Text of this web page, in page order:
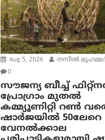
Aug 5, 2026
നസീല്‍
0
സൗജന്യ ബീച്ച്
പ്രോ​ഗ്രാം മുതൽ
കമ്മ്യൂണിറ്റി റൺ
ഷാർജയിൽ 50ലേറെ
വേനൽക്കാല